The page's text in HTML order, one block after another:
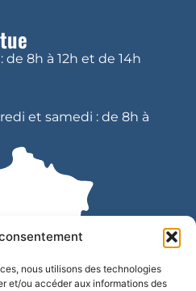
nous utilisons des technologies
et/ou accéder aux informations des
8h à 12h et de 14h
et samedi : de 8h à